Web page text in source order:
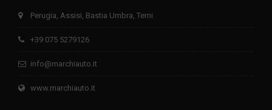
Perugia, Assisi, Bastia Umbra, Terni
+39 075 5279126
info@marchiauto.it
www.marchiauto.it